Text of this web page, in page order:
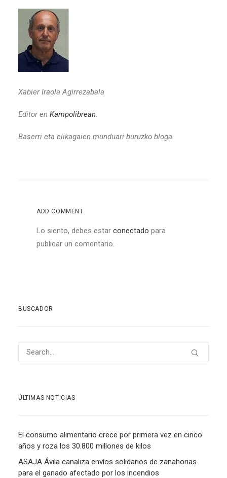
Xabier Iraola Agirrezabala
Editor en Kampolibrean.
Baserri eta elikagaien munduari buruzko bloga.
ADD COMMENT
Lo siento, debes estar conectado para
publicar un comentario.
BUSCADOR
ÚLTIMAS NOTICIAS
El consumo alimentario crece por primera vez en cinco
años y roza los 30.800 millones de kilos
ASAJA Ávila canaliza envíos solidarios de zanahorias
para el ganado afectado por los incendios